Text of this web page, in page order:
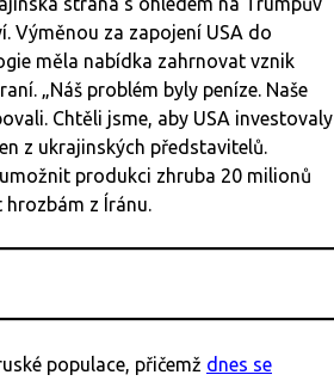
Výměnou za zapojení USA do
měla nabídka zahrnovat vznik
„Náš problém byly peníze. Naše
Chtěli jsme, aby USA investovaly
z ukrajinských představitelů.
produkci zhruba 20 milionů
z Íránu.
populace, přičemž dnes se